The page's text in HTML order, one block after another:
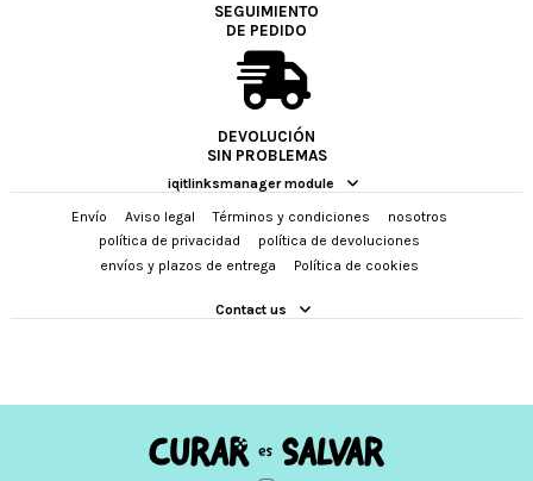
SEGUIMIENTO
DE PEDIDO
DEVOLUCIÓN
SIN PROBLEMAS
iqitlinksmanager module
Envío
Aviso legal Términos y condiciones
nosotros
política de privacidad
política de devoluciones
envíos y plazos de entrega
Política de cookies
Contact us